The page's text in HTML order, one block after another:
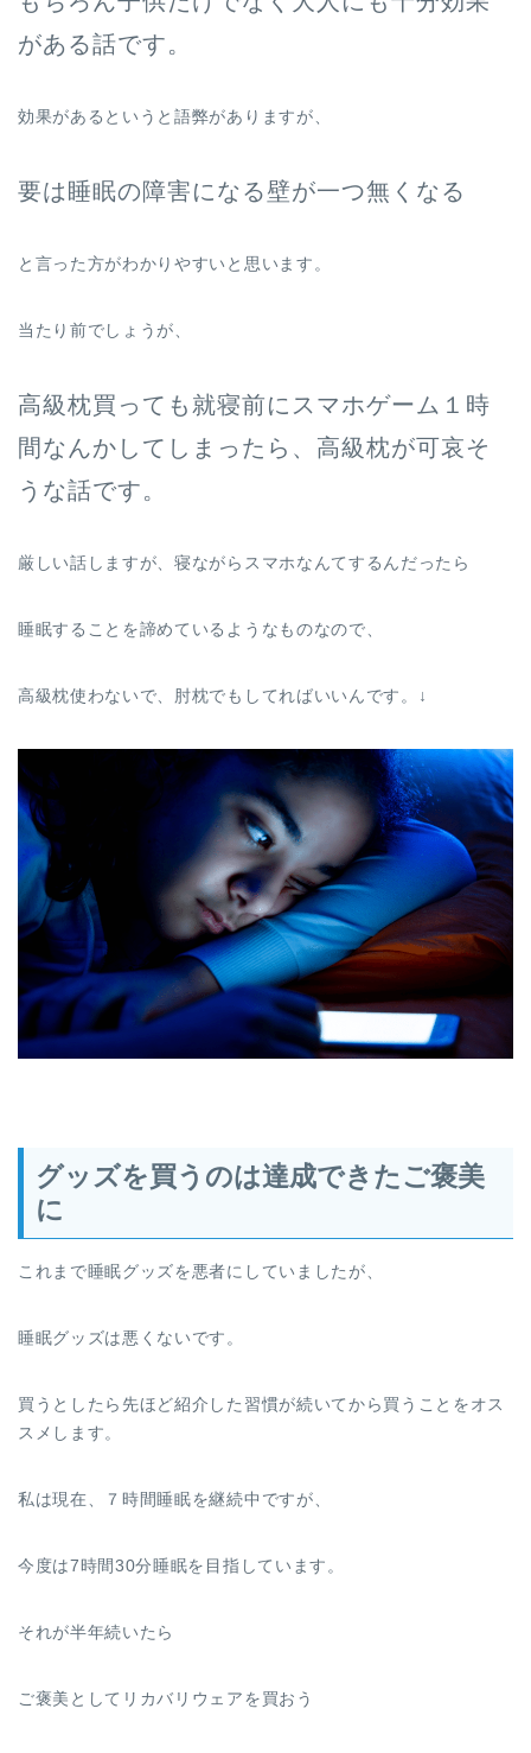
がある話です。
効果があるというと語弊がありますが、
要は睡眠の障害になる壁が一つ無くなる
と言った方がわかりやすいと思います。
当たり前でしょうが、
高級枕買っても就寝前にスマホゲーム１時
間なんかしてしまったら、高級枕が可哀そ
うな話です。
厳しい話しますが、寝ながらスマホなんてするんだったら
睡眠することを諦めているようなものなので、
高級枕使わないで、肘枕でもしてればいいんです。↓
グッズを買うのは達成できたご褒美
に
これまで睡眠グッズを悪者にしていましたが、
睡眠グッズは悪くないです。
買うとしたら先ほど紹介した習慣が続いてから買うことをオス
スメします。
私は現在、７時間睡眠を継続中ですが、
今度は7時間30分睡眠を目指しています。
それが半年続いたら
ご褒美としてリカバリウェアを買おう